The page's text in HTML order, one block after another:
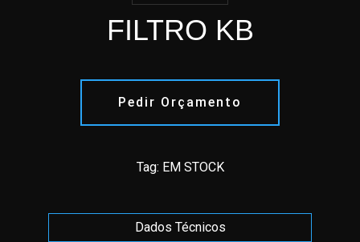
FILTRO KB
Pedir Orçamento
Tag: EM STOCK
Dados Técnicos